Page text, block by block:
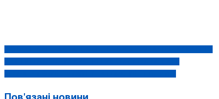
Навігація
записів